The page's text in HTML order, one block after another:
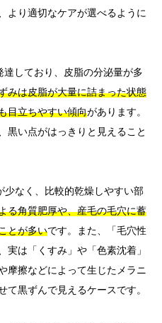
より適切なケアが選べるように
しており、皮脂の分泌量が多
みは皮脂が大量に詰まった状態
目立ちやすい傾向があります。
黒い点がはっきりと見えること
なく、比較的乾燥しやすい部
る角質肥厚や、産毛の毛穴に蓄
とが多いです。また、「毛穴性
は「くすみ」や「色素沈着」
摩擦などによって生じたメラニ
て黒ずんで見えるケースです。